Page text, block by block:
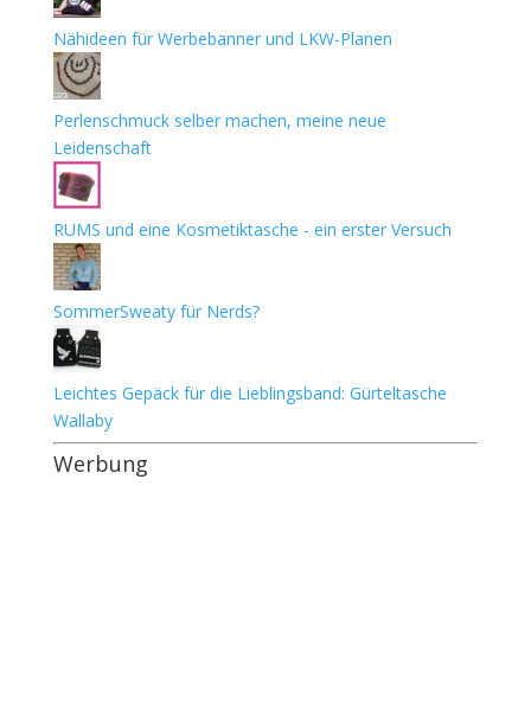
Nähideen für Werbebanner und LKW-Planen
Perlenschmuck selber machen, meine neue
Leidenschaft
RUMS und eine Kosmetiktasche - ein erster Versuch
SommerSweaty für Nerds?
Leichtes Gepäck für die Lieblingsband: Gürteltasche
Wallaby
Werbung